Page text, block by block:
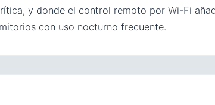
y donde el control remoto por Wi-Fi
con uso nocturno frecuente.